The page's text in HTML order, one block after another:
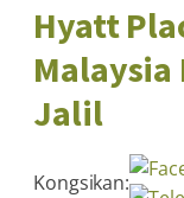
Hyatt
Jalil
Kongsikan: